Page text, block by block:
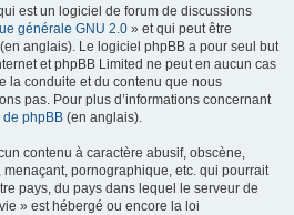
est un logiciel de forum de discussions
générale GNU 2.0 » et qui peut être
(en anglais). Le logiciel phpBB a pour seul but
et phpBB Limited ne peut en aucun cas
la conduite et du contenu que nous
pas. Pour plus d’informations concernant
de phpBB (en anglais).
contenu à caractère abusif, obscène,
pornographique, etc. qui pourrait
pays, du pays dans lequel le serveur de
» est hébergé ou encore la loi